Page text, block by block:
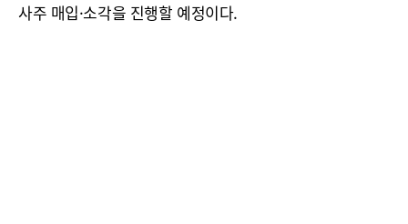
사주 매입·소각을 진행할 예정이다.